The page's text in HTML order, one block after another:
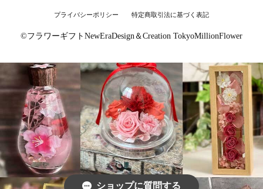
プライバシーポリシー 特定商取引法に基づく表記
©︎フラワーギフトNewEraDesign＆Creation TokyoMillionFlower
ショップに質問する